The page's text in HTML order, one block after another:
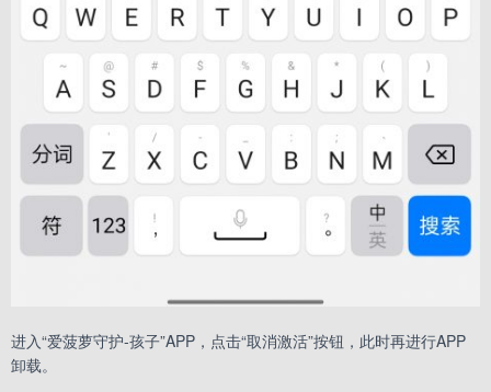
进入“爱菠萝守护-孩子”APP，点击“取消激活”按钮，此时再进行APP
卸载。